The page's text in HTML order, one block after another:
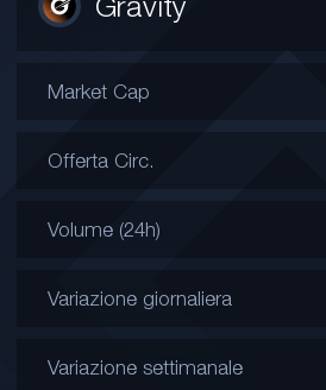
Market Cap
Offerta Circ.
Volume (24h)
Variazione giornaliera
Variazione settimanale